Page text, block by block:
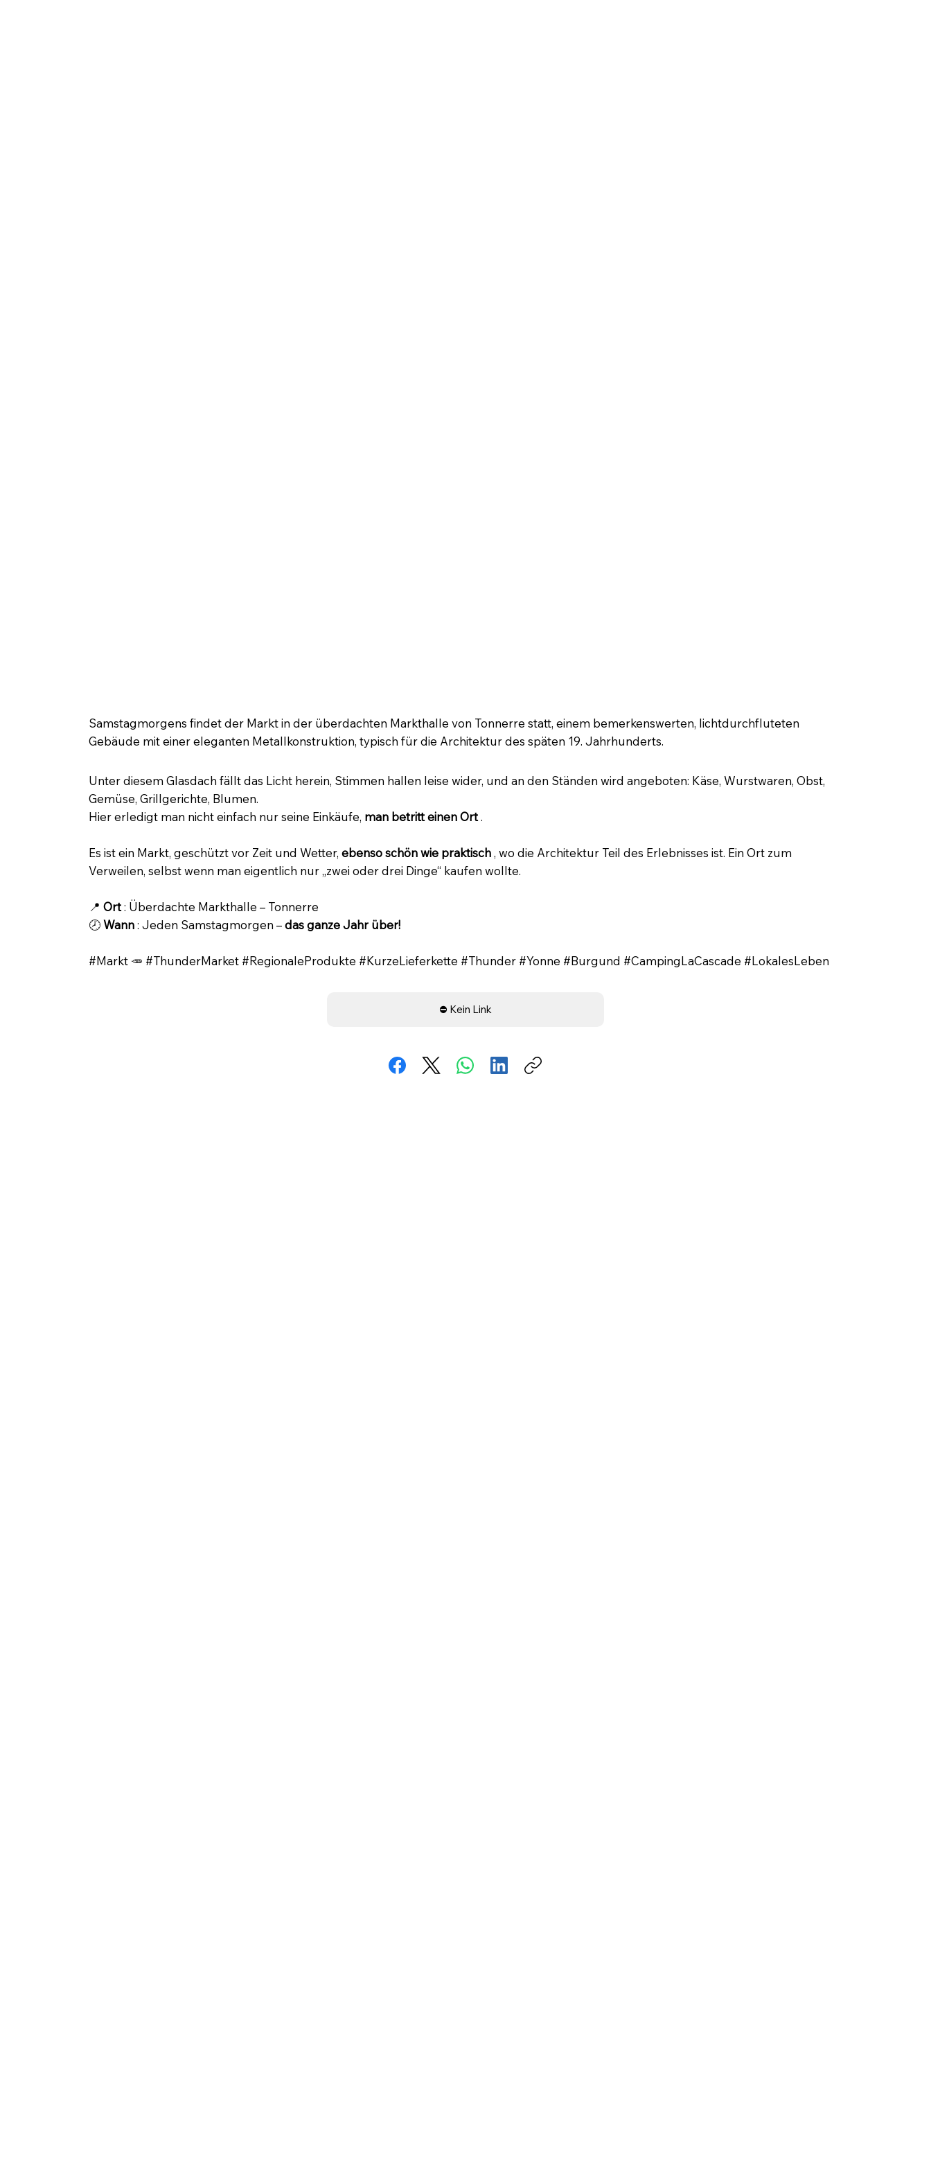
Samstagmorgens findet der Markt in der überdachten Markthalle von Tonnerre statt, einem bemerkenswerten, lichtdurchfluteten
Gebäude mit einer eleganten Metallkonstruktion, typisch für die Architektur des späten 19. Jahrhunderts.
Unter diesem Glasdach fällt das Licht herein, Stimmen hallen leise wider, und an den Ständen wird angeboten: Käse, Wurstwaren, Obst,
Gemüse, Grillgerichte, Blumen.
Hier erledigt man nicht einfach nur seine Einkäufe, man betritt einen Ort.
Es ist ein Markt, geschützt vor Zeit und Wetter, ebenso schön wie praktisch, wo die Architektur Teil des Erlebnisses ist. Ein Ort zum
Verweilen, selbst wenn man eigentlich nur „zwei oder drei Dinge“ kaufen wollte.
📍 Ort: Überdachte Markthalle – Tonnerre
🕗Wann: Jeden Samstagmorgen –das ganze Jahr über!
#Markt 🥕 #ThunderMarket #RegionaleProdukte #KurzeLieferkette #Thunder #Yonne #Burgund #CampingLaCascade #LokalesLeben
⛔ Kein Link